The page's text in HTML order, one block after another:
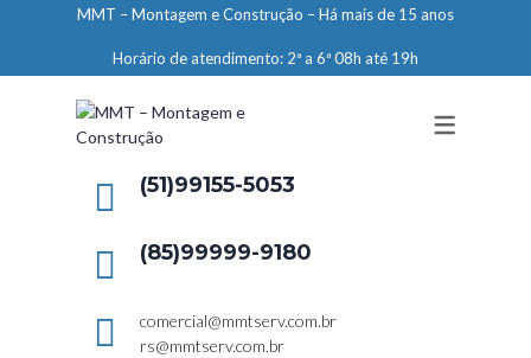
ENGENHARIA
LIMPEZA E CONSERVAÇÃO
MANUTENÇÃO PREDIAL
ELEVADORES – PREPARAÇÃO DE
MMT – Montagem e Construção – Há mais de 15 anos
Horário de atendimento: 2ª a 6ª 08h até 19h
(51)99155-5053
(85)99999-9180
comercial@mmtserv.com.br
rs@mmtserv.com.br